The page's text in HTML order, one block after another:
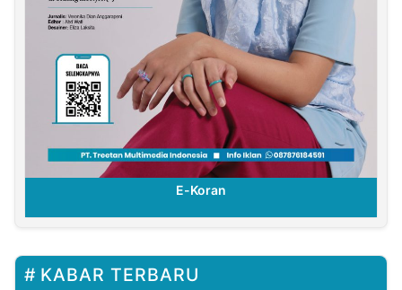
E-Koran
KABAR TERBARU